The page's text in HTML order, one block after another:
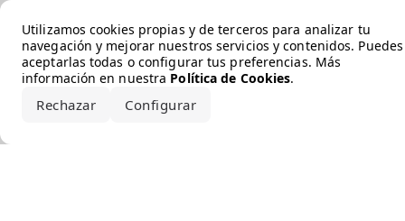
Utilizamos cookies propias y de terceros para analizar tu
navegación y mejorar nuestros servicios y contenidos. Puedes
aceptarlas todas o configurar tus preferencias. Más
información en nuestra Política de Cookies.
Rechazar Configurar
Error loading the brand